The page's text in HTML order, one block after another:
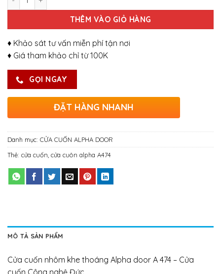
THÊM VÀO GIỎ HÀNG
♦ Khảo sát tư vấn miễn phí tận nơi
♦ Giá tham khảo chỉ từ 100K
GỌI NGAY
ĐẶT HÀNG NHANH
Danh mục: CỬA CUỐN ALPHA DOOR
Thẻ: cửa cuốn cửa cuôn alpha A474
MÔ TẢ SẢN PHẨM
Cửa cuốn nhôm khe thoáng Alpha door A 474 – Cửa
cuốn Công nghệ Đức